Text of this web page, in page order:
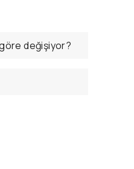
değişiyor?